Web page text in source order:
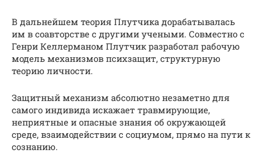
В дальнейшем теория Плутчика дорабатывалась
им в соавторстве с другими учеными. Совместно с
Генри Келлерманом Плутчик разработал рабочую
модель механизмов психзащит, структурную
теорию личности.
Защитный механизм абсолютно незаметно для
самого индивида искажает травмирующие,
неприятные и опасные знания об окружающей
среде, взаимодействии с социумом, прямо на пути к
сознанию.